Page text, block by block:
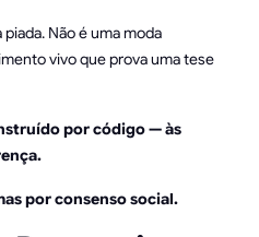
Não é uma moda
vivo que prova uma tese
por código — às
por consenso social.